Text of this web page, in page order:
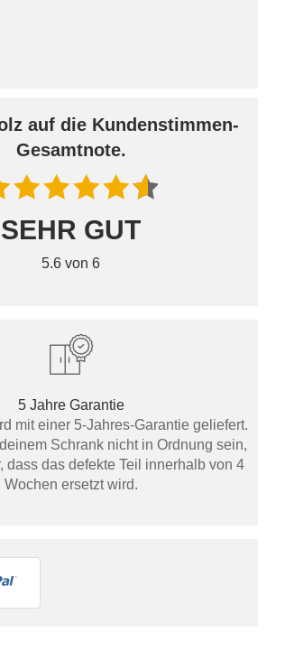
auf die Kundenstimmen-
Gesamtnote.
SEHR GUT
5.6 von 6
5 Jahre Garantie
mit einer 5-Jahres-Garantie geliefert.
Schrank nicht in Ordnung sein,
dass das defekte Teil innerhalb von 4
Wochen ersetzt wird.